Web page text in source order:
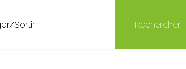
Sortir Rechercher